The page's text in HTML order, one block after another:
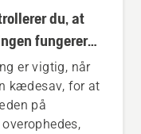
du, at
fungerer
er vigtig, når
kædesav, for at
på